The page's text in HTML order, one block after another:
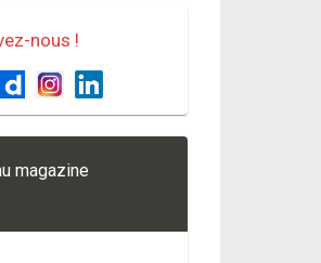
nous !
magazine